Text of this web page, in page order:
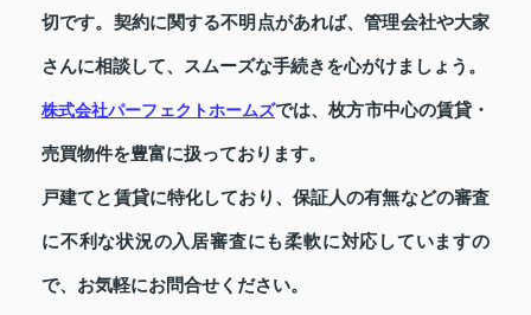
切です。契約に関する不明点があれば、管理会社や大家
さんに相談して、スムーズな手続きを心がけましょう。
株式会社パーフェクトホームズでは、枚方市中心の賃貸・
売買物件を豊富に扱っております。
戸建てと賃貸に特化しており、保証人の有無などの審査
に不利な状況の入居審査にも柔軟に対応していますの
で、お気軽にお問合せください。